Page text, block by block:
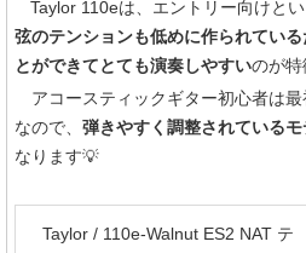
Taylor 110eは、エントリー向けと
弦のテンションも低めに作られてい
とができてとても演奏しやすいのが
アコースティックギター初心者は
なので、 弾きやすく調整されている
なります💡
Taylor / 110e-Walnut ES2 NAT テ